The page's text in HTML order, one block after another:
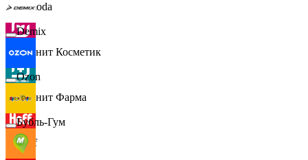
Lamoda
Магнит Косметик
Магнит Фарма
Hoff
Demix
Ozon
Бубль-Гум